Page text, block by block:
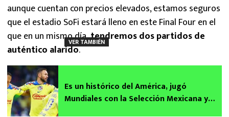
aunque cuentan con precios elevados, estamos seguros
que el estadio SoFi estará lleno en este Final Four en el
que en un mismo día,tendremos dos partidos de
auténtico alarido.
VER TAMBIÉN
Es un histórico del América, jugó
Mundiales con la Selección Mexicana y